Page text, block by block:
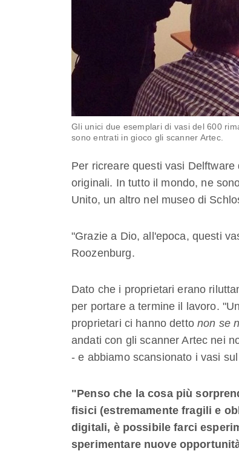
Gli unici due esemplari di vasi del 600
sono entrati in gioco gli scanner Artec.
Per ricreare questi vasi
originali. In tutto il mondo, ne
Unito, un altro nel museo di
"Grazie a Dio, all'epoca, questi
Roozenburg.
Dato che i proprietari erano
per portare a termine il lavoro.
proprietari ci hanno dettonon se
andati con gli scanner Artec nei
- e abbiamo scansionato i vasi
"Penso che la cosa più
fisici (estremamente fragili e
digitali, è possibile farci
sperimentare nuove